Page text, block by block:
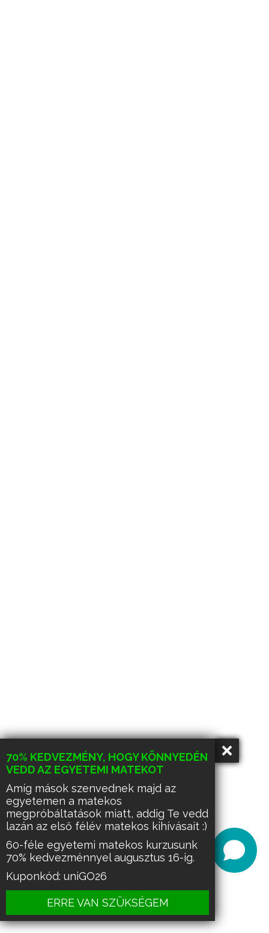
70% KEDVEZMÉNY, HOGY KÖNNYEDÉN
VEDD AZ EGYETEMI MATEKOT
Amíg mások szenvednek majd az
egyetemen a matekos
megpróbáltatások miatt, addig Te vedd
lazán az első félév matekos kihívásait :)
60-féle egyetemi matekos kurzusunk
70% kedvezménnyel augusztus 16-ig.
Kuponkód: uniGO26
ERRE VAN SZÜKSÉGEM